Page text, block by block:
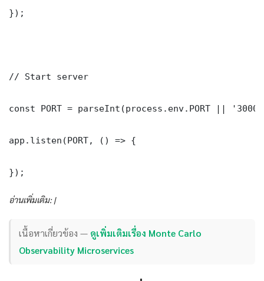
});
// Start server
const PORT = parseInt(process.env.PORT ||
app.listen(PORT, () => {
});
อ่านเพิ่มเติม: |
เนื้อหาเกี่ยวข้อง — ดูเพิ่มเติมเรื่อง Monte Carlo
Observability Microservices